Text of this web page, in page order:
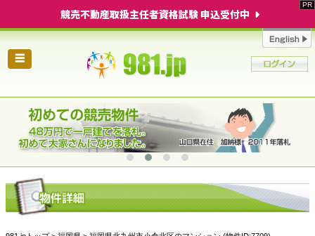
競売不動産取扱主任者資格試験 申込受付中
☰